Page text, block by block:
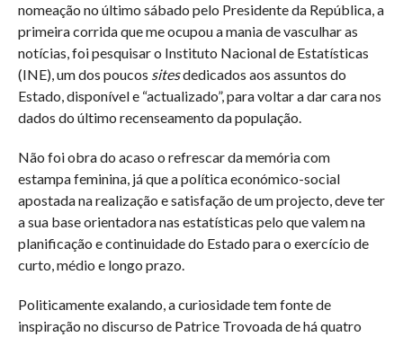
nomeação no último sábado pelo Presidente da República, a
primeira corrida que me ocupou a mania de vasculhar as
notícias, foi pesquisar o Instituto Nacional de Estatísticas
(INE), um dos poucos sitesdedicados aos assuntos do
Estado, disponível e “actualizado”, para voltar a dar cara nos
dados do último recenseamento da população.
Não foi obra do acaso o refrescar da memória com
estampa feminina, já que a política económico-social
apostada na realização e satisfação de um projecto, deve ter
a sua base orientadora nas estatísticas pelo que valem na
planificação e continuidade do Estado para o exercício de
curto, médio e longo prazo.
Politicamente exalando, a curiosidade tem fonte de
inspiração no discurso de Patrice Trovoada de há quatro